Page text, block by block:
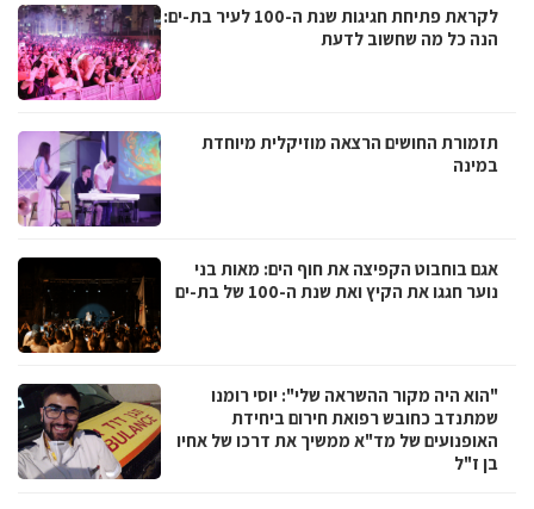
לקראת פתיחת חגיגות שנת ה-100 לעיר בת-ים:
הנה כל מה שחשוב לדעת
תזמורת החושים הרצאה מוזיקלית מיוחדת
במינה
אגם בוחבוט הקפיצה את חוף הים: מאות בני
נוער חגגו את הקיץ ואת שנת ה-100 של בת-ים
"הוא היה מקור ההשראה שלי": יוסי רומנו
שמתנדב כחובש רפואת חירום ביחידת
האופנועים של מד"א ממשיך את דרכו של אחיו
בן ז"ל